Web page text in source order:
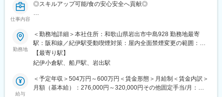
＜同社について＞
■商品について
https://www.fujimotofoods.co.jp/products/index.html
変更の範囲：会社の定める業務
仕事内容
◎スキルアップ可能/食の安心安全へ貢献◎
総務人事課長として、人事・採用・教育・労務・総務・法務・外
国籍人材の就労支援など多岐にわたる業務を横断的に所管してい
ただきます。
■詳細
プレイングマネージャーとして実務に深く関与しながら、自律的
に行動するメンバーや経営層、グループ会社と連携し、業務推進
勤務地
＜勤務地詳細＞本社住所：和歌山県岩出市中島928 勤務地最寄
駅：阪和線／紀伊駅受動喫煙対策：屋内全面禁煙変更の範囲：会
社の定める事業所
【最寄り駅】
紀伊小倉駅、船戸駅、岩出駅
給与
＜予定年収＞504万円～600万円＜賃金形態＞月給制＜賃金内訳＞
月額（基本給）：276,000円～320,000円その他固定手当/月：